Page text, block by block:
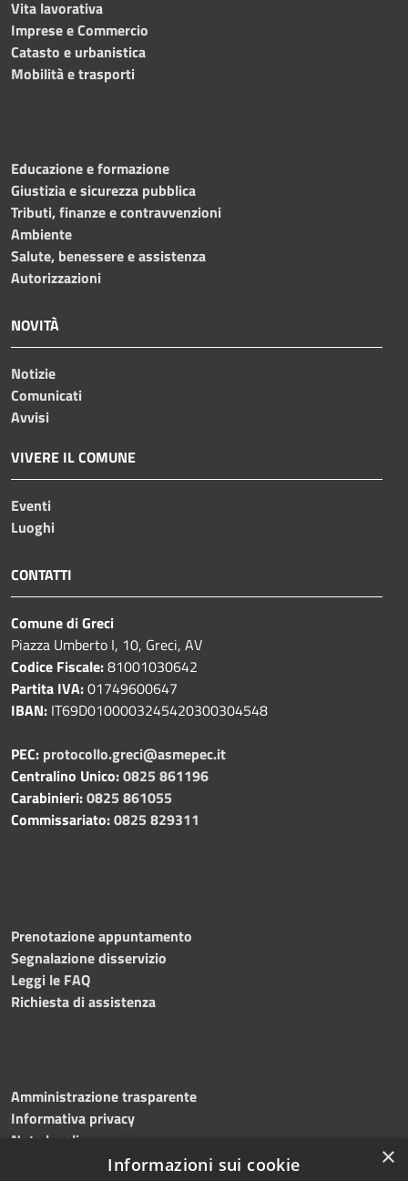
Vita lavorativa
Imprese e Commercio
Catasto e urbanistica
Mobilità e trasporti
Educazione e formazione
Giustizia e sicurezza pubblica
Tributi, finanze e contravvenzioni
Ambiente
Salute, benessere e assistenza
Autorizzazioni
NOVITÀ
Notizie
Comunicati
Avvisi
VIVERE IL COMUNE
Eventi
Luoghi
CONTATTI
Comune di Greci
Piazza Umberto I, 10, Greci, AV
Codice Fiscale:81001030642
Partita IVA:01749600647
IBAN: IT69D0100003245420300304548
PEC: protocollo.greci@asmepec.it
Centralino Unico:0825 861196
Carabinieri:0825 861055
Commissariato:0825 829311
Prenotazione appuntamento
Segnalazione disservizio
Leggi le FAQ
Richiesta di assistenza
Amministrazione trasparente
Informativa privacy
Note legali
Dichiarazione di accessibilità
×
Informazioni sui cookie